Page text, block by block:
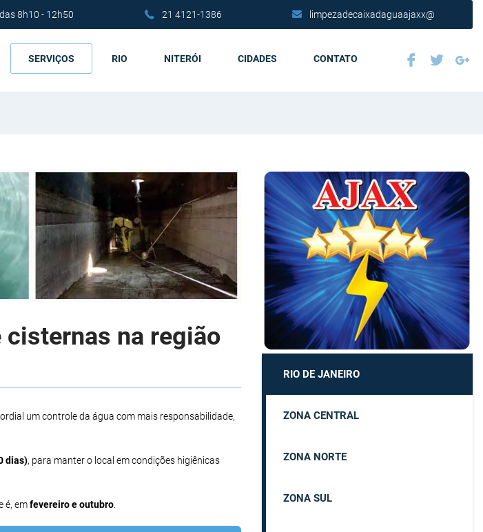
8h10 - 12h50 21 4121-1386 limpezadecaixadaguaajaxx@
SERVIÇOS RIO NITERÓI CIDADES CONTATO
cisternas na região
um controle da água com mais responsabilidade,
dias), para manter o local em condições higiênicas
é, emfevereiro e outubro
RIO DE JANEIRO
ZONA CENTRAL
ZONA NORTE
ZONA SUL